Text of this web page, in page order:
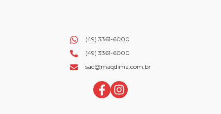
(49) 3361-6000
(49) 3361-6000
sac@maqdima.com.br